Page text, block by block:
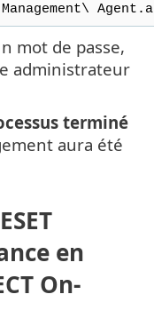
mot de passe,
administrateur
terminé
aura été
en
On-